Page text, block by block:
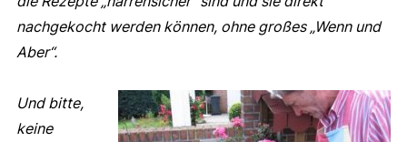
nachgekocht werden können, ohne großes „Wenn und
Aber“.
Und bitte,
keine